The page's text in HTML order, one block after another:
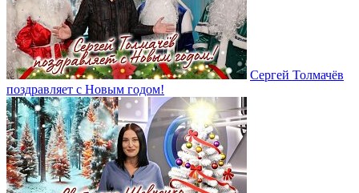
Сергей Толмачёв
поздравляет с Новым годом!